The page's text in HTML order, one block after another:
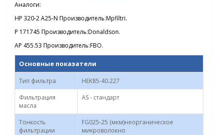
Аналоги:
HP 320-2 A25-N Производитель:Mpfiltri.
P 171745 Производитель:Donaldson.
AP 455.53 Производитель:FBO.
Основные показатели
Тип фильтра
HEK85-40.227
Фильтрация
масла
AS - стандарт
Тонкость
фильтрации
FG025-25 (мкм)неорганическое
микроволокно